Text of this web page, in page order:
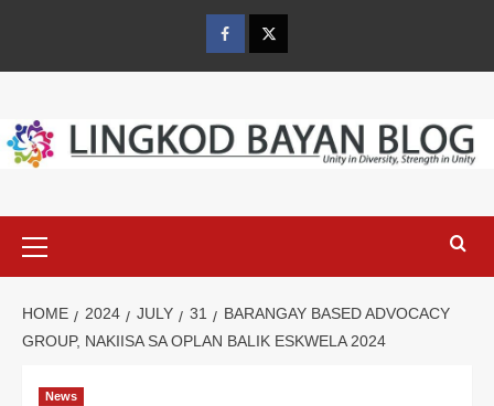
content
FacebookTwitter
Menu
HOME 2024 JULY 31
BARANGAY BASED ADVOCACY
GROUP, NAKIISA SA OPLAN BALIK ESKWELA 2024
News